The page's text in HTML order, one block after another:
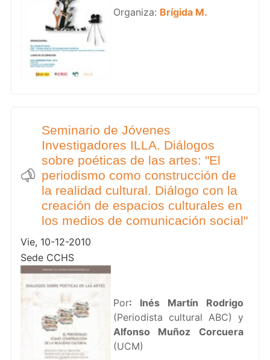
Organiza: Brígida M.
Seminario de Jóvenes
Investigadores ILLA. Diálogos
sobre poéticas de las artes: "El
periodismo como construcción de
la realidad cultural. Diálogo con la
creación de espacios culturales en
los medios de comunicación social"
Vie, 10-12-2010
Sede CCHS
Por: Inés Martín Rodrigo
(Periodista cultural ABC) y
Alfonso Muñoz Corcuera
(UCM)